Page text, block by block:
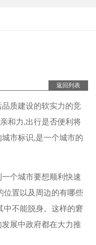
返回列表
质建设的软实力的竞
和力,出行是否便利将
市标识,是一个城市的
个城市要想顺利快速
位置以及周边的有哪些
中不能脱身。这样的窘
展中政府都在大力推